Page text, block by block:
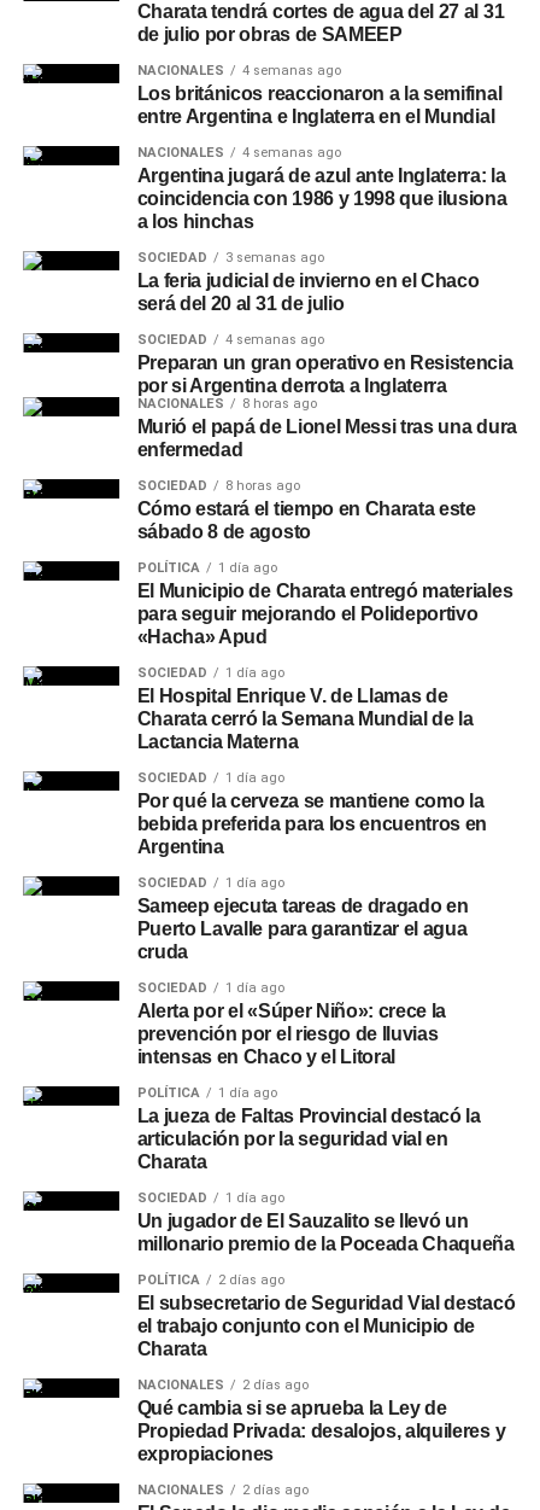
Charata tendrá cortes de agua del 27 al 31
de julio por obras de SAMEEP
NACIONALES 4 semanas ago
Los británicos reaccionaron a la semifinal
entre Argentina e Inglaterra en el Mundial
NACIONALES 4 semanas ago
Argentina jugará de azul ante Inglaterra: la
coincidencia con 1986 y 1998 que ilusiona
a los hinchas
SOCIEDAD 3 semanas ago
La feria judicial de invierno en el Chaco
será del 20 al 31 de julio
SOCIEDAD 4 semanas ago
Preparan un gran operativo en Resistencia
por si Argentina derrota a Inglaterra
NACIONALES 8 horas ago
Murió el papá de Lionel Messi tras una dura
enfermedad
SOCIEDAD 8 horas ago
Cómo estará el tiempo en Charata este
sábado 8 de agosto
POLÍTICA 1 día ago
El Municipio de Charata entregó materiales
para seguir mejorando el Polideportivo
«Hacha» Apud
SOCIEDAD 1 día ago
El Hospital Enrique V. de Llamas de
Charata cerró la Semana Mundial de la
Lactancia Materna
SOCIEDAD 1 día ago
Por qué la cerveza se mantiene como la
bebida preferida para los encuentros en
Argentina
SOCIEDAD 1 día ago
Sameep ejecuta tareas de dragado en
Puerto Lavalle para garantizar el agua
cruda
SOCIEDAD 1 día ago
Alerta por el «Súper Niño»: crece la
prevención por el riesgo de lluvias
intensas en Chaco y el Litoral
POLÍTICA 1 día ago
La jueza de Faltas Provincial destacó la
articulación por la seguridad vial en
Charata
SOCIEDAD 1 día ago
Un jugador de El Sauzalito se llevó un
millonario premio de la Poceada Chaqueña
POLÍTICA 2 días ago
El subsecretario de Seguridad Vial destacó
el trabajo conjunto con el Municipio de
Charata
NACIONALES 2 días ago
Qué cambia si se aprueba la Ley de
Propiedad Privada: desalojos, alquileres y
expropiaciones
NACIONALES 2 días ago